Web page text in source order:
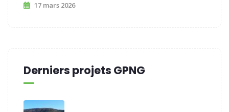
17 mars 2026
Derniers projets GPNG